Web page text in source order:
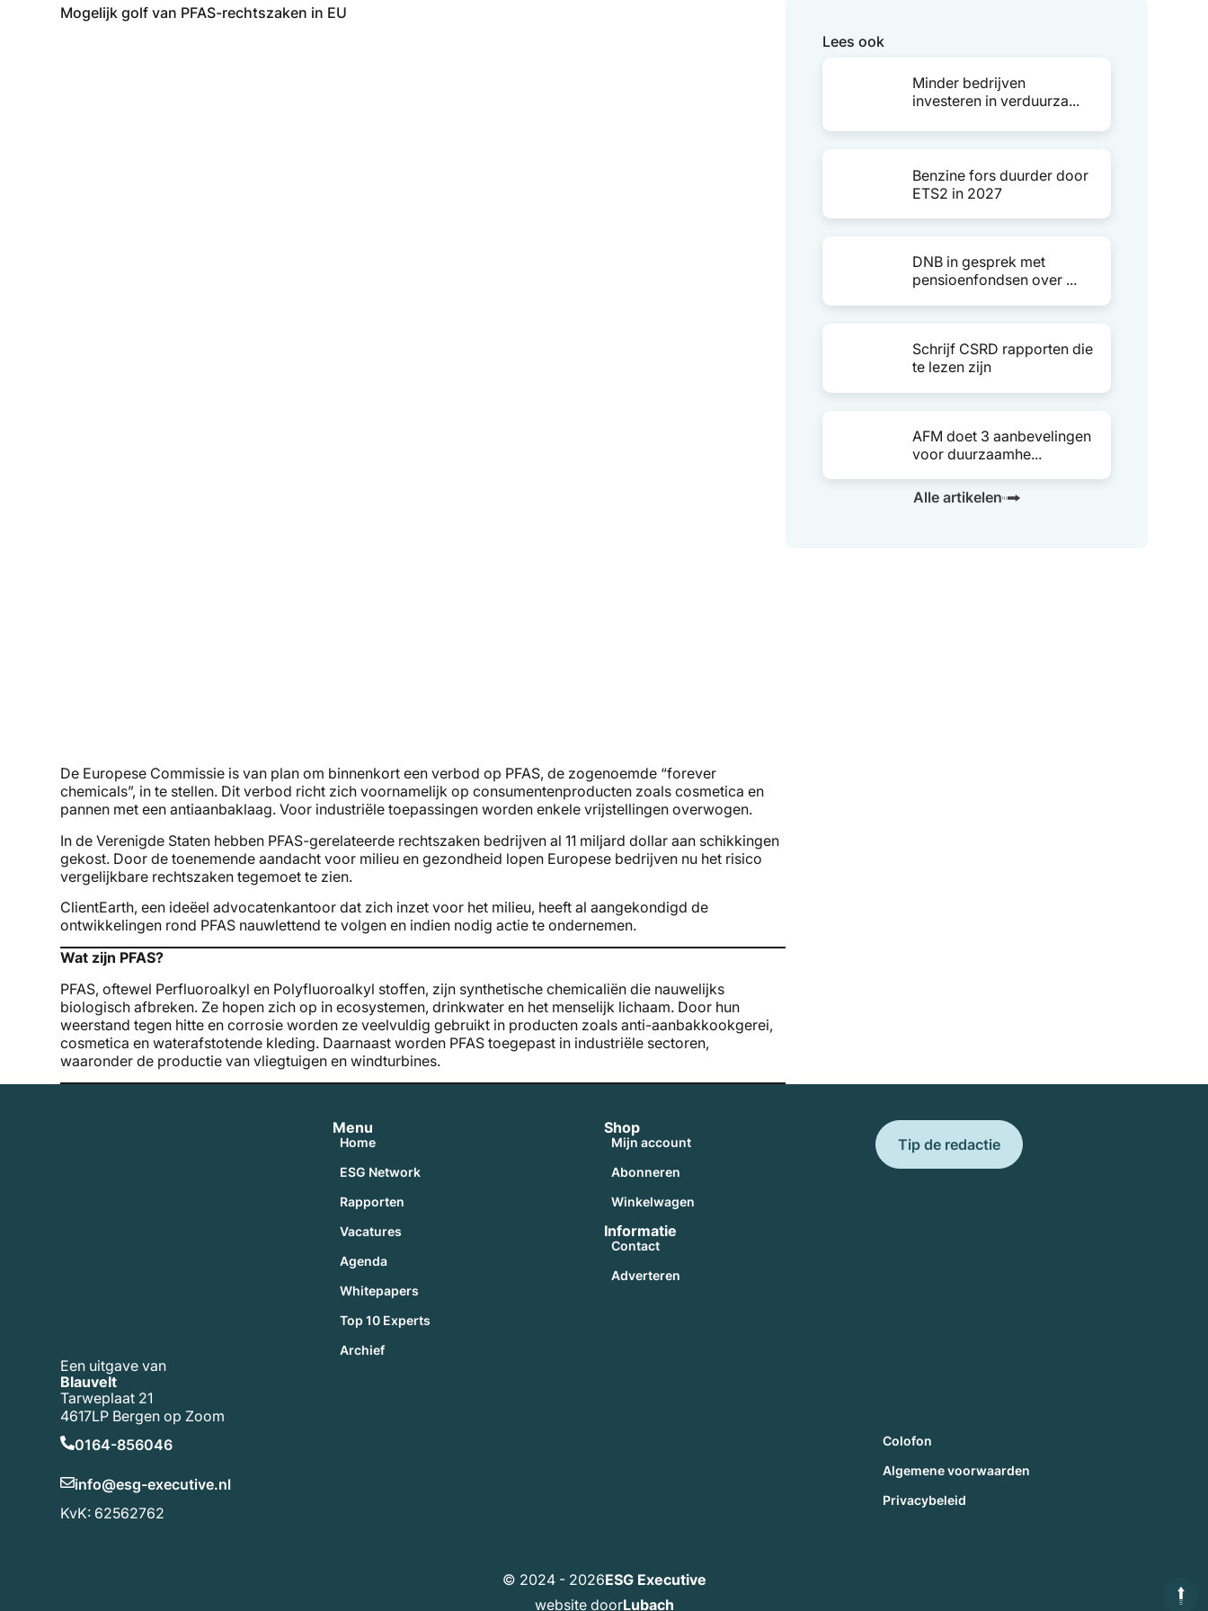
Mogelijk golf van PFAS-rechtszaken in EU
De Europese Commissie is van plan om binnenkort een verbod op PFAS, de zogenoemde “forever
chemicals”, in te stellen. Dit verbod richt zich voornamelijk op consumentenproducten zoals cosmetica en
pannen met een antiaanbaklaag. Voor industriële toepassingen worden enkele vrijstellingen overwogen.
In de Verenigde Staten hebben PFAS-gerelateerde rechtszaken bedrijven al 11 miljard dollar aan schikkingen
gekost. Door de toenemende aandacht voor milieu en gezondheid lopen Europese bedrijven nu het risico
vergelijkbare rechtszaken tegemoet te zien.
ClientEarth, een ideëel advocatenkantoor dat zich inzet voor het milieu, heeft al aangekondigd de
ontwikkelingen rond PFAS nauwlettend te volgen en indien nodig actie te ondernemen.
Wat zijn PFAS?
PFAS, oftewel Perfluoroalkyl en Polyfluoroalkyl stoffen, zijn synthetische chemicaliën die nauwelijks
biologisch afbreken. Ze hopen zich op in ecosystemen, drinkwater en het menselijk lichaam. Door hun
weerstand tegen hitte en corrosie worden ze veelvuldig gebruikt in producten zoals anti-aanbakkookgerei,
cosmetica en waterafstotende kleding. Daarnaast worden PFAS toegepast in industriële sectoren,
waaronder de productie van vliegtuigen en windturbines.
Lees ook
Minder bedrijven
investeren in verduurza...
Benzine fors duurder door
ETS2 in 2027
DNB in gesprek met
pensioenfondsen over ...
Schrijf CSRD rapporten die
te lezen zijn
AFM doet 3 aanbevelingen
voor duurzaamhe...
Alle artikelen
Een uitgave van
Blauvelt
Tarweplaat 21
4617LP Bergen op Zoom
0164-856046
info@esg-executive.nl
KvK: 62562762
Menu
Home
ESG Network
Rapporten
Vacatures
Agenda
Whitepapers
Top 10 Experts
Archief
Shop
Mijn account
Abonneren
Winkelwagen
Informatie
Contact
Adverteren
Tip de redactie
Colofon
Algemene voorwaarden
Privacybeleid
© 2024 - 2026ESG Executive
website doorLubach